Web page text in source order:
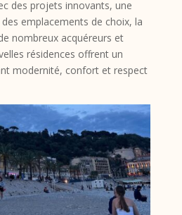
des projets innovants, une
emplacements de choix, la
nombreux acquéreurs et
résidences offrent un
modernité, confort et respect